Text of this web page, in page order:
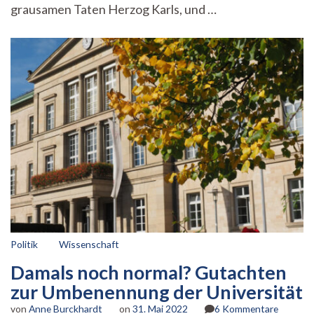
grausamen Taten Herzog Karls, und …
Politik Wissenschaft
Damals noch normal? Gutachten
zur Umbenennung der Universität
von Anne Burckhardt on 31. Mai 2022 6 Kommentarezu